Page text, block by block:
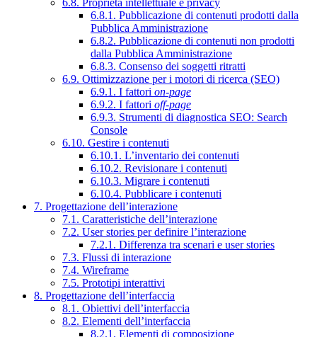
6.8.1. Pubblicazione di contenuti prodotti dalla
Pubblica Amministrazione
6.8.2. Pubblicazione di contenuti non prodotti
dalla Pubblica Amministrazione
6.8.3. Consenso dei soggetti ritratti
6.9. Ottimizzazione per i motori di ricerca (SEO)
6.9.1. I fattori on-page
6.9.2. I fattori off-page
6.9.3. Strumenti di diagnostica SEO: Search
Console
6.10. Gestire i contenuti
6.10.1. L’inventario dei contenuti
6.10.2. Revisionare i contenuti
6.10.3. Migrare i contenuti
6.10.4. Pubblicare i contenuti
7. Progettazione dell’interazione
7.1. Caratteristiche dell’interazione
7.2. User stories per definire l’interazione
7.2.1. Differenza tra scenari e user stories
7.3. Flussi di interazione
7.4. Wireframe
7.5. Prototipi interattivi
8. Progettazione dell’interfaccia
8.1. Obiettivi dell’interfaccia
8.2. Elementi dell’interfaccia
8.2.1. Elementi di composizione